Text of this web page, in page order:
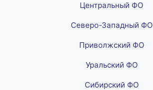
Центральный ФО
Северо-Западный ФО
Приволжский ФО
Уральский ФО
Сибирский ФО